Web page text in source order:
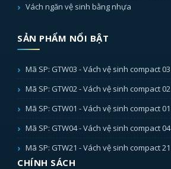
Vách ngăn vệ sinh bằng nhựa
SẢN PHẨM NỔI BẬT
Mã SP: GTW03 - Vách vệ sinh compact 03
Mã SP: GTW02 - Vách vệ sinh compact 02
Mã SP: GTW01 - Vách vệ sinh compact 01
Mã SP: GTW04 - Vách vệ sinh compact 04
Mã SP: GTW21 - Vách vệ sinh compact 21
CHÍNH SÁCH